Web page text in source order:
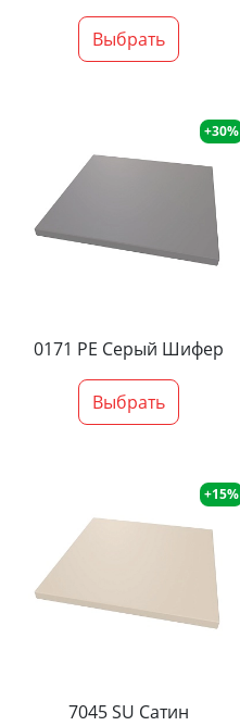
Выбрать
+30%
0171 PE Серый Шифер
Выбрать
+15%
7045 SU Сатин